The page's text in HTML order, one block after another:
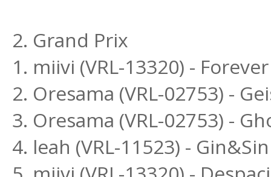
2. Grand Prix
1. miivi (VRL-13320) -
2. Oresama (VRL-02753) -
3. Oresama (VRL-02753) -
4. leah (VRL-11523) -